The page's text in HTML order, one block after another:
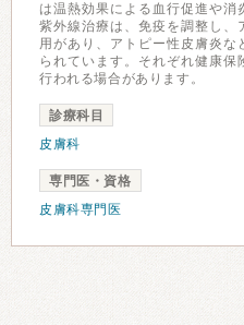
は温熱効果による血行促進や消
紫外線治療は、免疫を調整し、
用があり、アトピー性皮膚炎な
られています。それぞれ健康
行われる場合があります。
診療科目
皮膚科
専門医・資格
皮膚科専門医